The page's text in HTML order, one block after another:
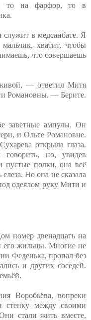
то на фарфор, то в
в медсанбате. Я
хватит, чтобы
что совершаешь
— ответил Митя
Романовны. — Берите.
заветные ампулы. Он
и Ольге Романовне.
открыла глаза.
но, увидев
пустые полки, она всё
Но она не сказала
одеялом руку Мити и
номер двенадцать на
его жильцы. Многие не
Феденька, пропал без
и других соседей.
Воробьёва, вопреки
стенку между своими
стали жить вместе,